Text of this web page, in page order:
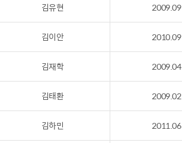
김유현 2009.09
김이안 2010.09
김재학 2009.04
김태환 2009.02
김하민 2011.06